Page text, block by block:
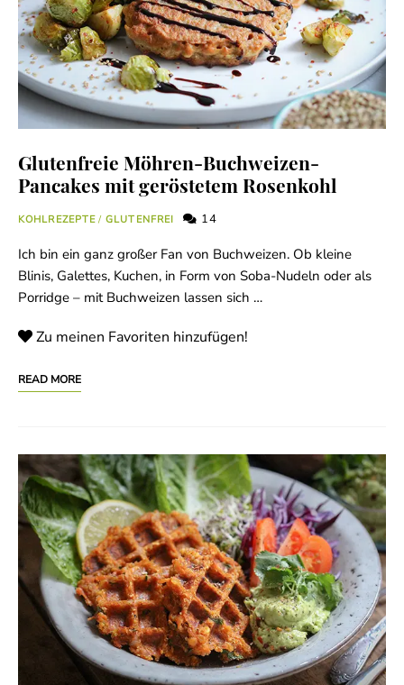
Glutenfreie Möhren-Buchweizen-
Pancakes mit geröstetem Rosenkohl
KOHLREZEPTE / GLUTENFREI 14
Ich bin ein ganz großer Fan von Buchweizen. Ob kleine
Blinis, Galettes, Kuchen, in Form von Soba-Nudeln oder als
Porridge – mit Buchweizen lassen sich …
Zu meinen Favoriten hinzufügen!
READ MORE